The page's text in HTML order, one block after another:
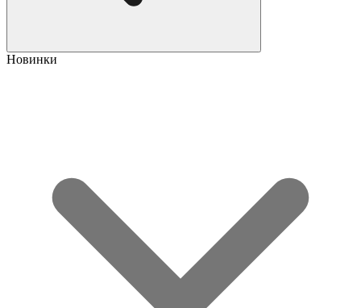
Новинки